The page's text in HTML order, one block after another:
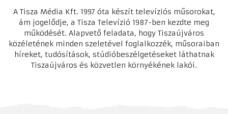
A Tisza Média Kft. 1997 óta készít televíziós műsorokat,
ám jogelődje, a Tisza Televízió 1987-ben kezdte meg
működését. Alapvető feladata, hogy Tiszaújváros
közéletének minden szeletével foglalkozzék, műsoraiban
híreket, tudósítások, stúdióbeszélgetéseket láthatnak
Tiszaújváros és közvetlen környékének lakói.